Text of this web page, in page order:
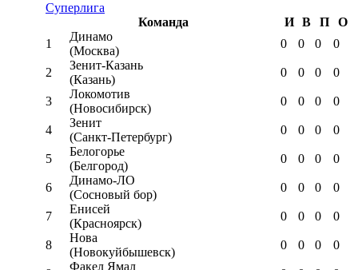
Суперлига
Команда
И В П
О
1
Динамо
(Москва)
0 0 0 0
2
Зенит-Казань
(Казань)
0 0 0 0
3
Локомотив
(Новосибирск)
0 0 0 0
4
Зенит
(Санкт-Петербург)
0 0 0 0
5
Белогорье
(Белгород)
0 0 0 0
6
Динамо-ЛО
(Сосновый бор)
0 0 0 0
7
Енисей
(Красноярск)
0 0 0 0
8
Нова
(Новокуйбышевск)
0 0 0 0
Факел Ямал